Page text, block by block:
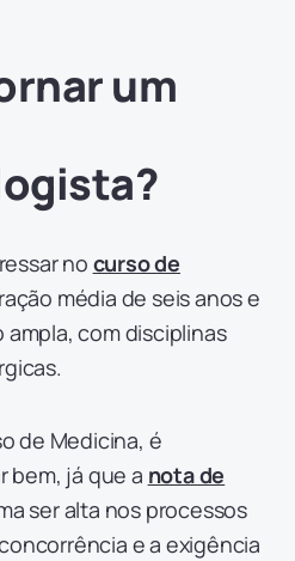
um
no curso de
média de seis anos e
com disciplinas
de Medicina, é
bem, já que a nota de
ser alta nos processos
e a exigência